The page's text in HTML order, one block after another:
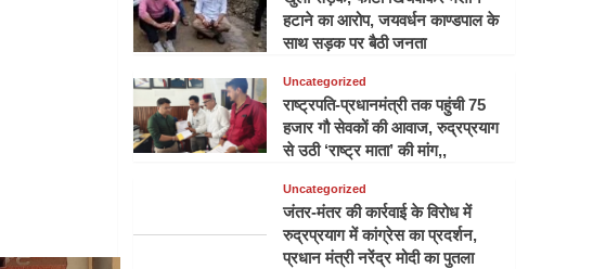
हटाने का आरोप, जयवर्धन काण्डपाल के
साथ सड़क पर बैठी जनता
Uncategorized
राष्ट्रपति-प्रधानमंत्री तक पहुंची 75
हजार गौ सेवकों की आवाज, रुद्रप्रयाग
से उठी ‘राष्ट्र माता’ की मांग,,
Uncategorized
जंतर-मंतर की कार्रवाई के विरोध में
रुद्रप्रयाग में कांग्रेस का प्रदर्शन,
प्रधान मंत्री नरेंद्र मोदी का पुतला